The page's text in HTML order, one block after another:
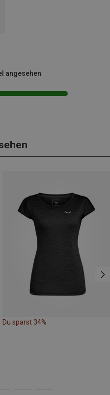
angesehen
Du sparst 34%